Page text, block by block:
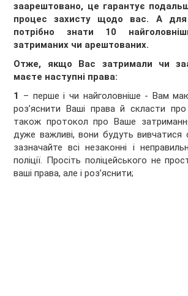
заарештовано, це гарантує
процес захисту щодо вас. А для
потрібно знати 10
затриманих чи арештованих.
Отже, якщо Вас затримали чи
маєте наступні права:
1 – перше і чи найголовніше - Вам
роз’яснити Ваші права й скласти
також протокол про Ваше
дуже важливі, вони будуть
зазначайте всі незаконні і
поліції. Просіть поліцейського не
ваші права, але і роз’яснити;